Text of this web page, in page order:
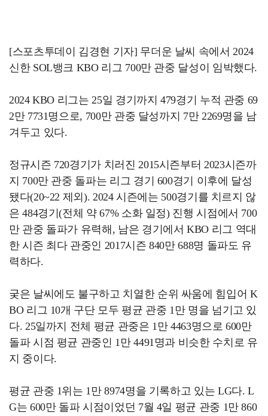
[스포츠투데이 김경현 기자] 무더운 날씨 속에서 2024
신한 SOL뱅크 KBO 리그 700만 관중 달성이 임박했다.
2024 KBO 리그는 25일 경기까지 479경기 누적 관중 69
2만 7731명으로, 700만 관중 달성까지 7만 2269명을 남
겨두고 있다.
정규시즌 720경기가 치러진 2015시즌부터 2023시즌까
지 700만 관중 돌파는 리그 경기 600경기 이후에 달성
됐다(20~22 제외). 2024 시즌에는 500경기를 치르지 않
은 484경기(전체 약 67% 소화 일정) 진행 시점에서 700
만 관중 돌파가 유력해, 남은 경기에서 KBO 리그 역대
한 시즌 최다 관중인 2017시즌 840만 688명 돌파도 유
력하다.
궂은 날씨에도 불구하고 치열한 순위 싸움에 힘입어 K
BO 리그 10개 구단 모두 평균 관중 1만 명을 넘기고 있
다. 25일까지 전체 평균 관중은 1만 4463명으로 600만
돌파 시점 평균 관중인 1만 4491명과 비슷한 수치로 유
지 중이다.
평균 관중 1위는 1만 8974명을 기록하고 있는 LG다. L
G는 600만 돌파 시점이었던 7월 4일 평균 관중 1만 860